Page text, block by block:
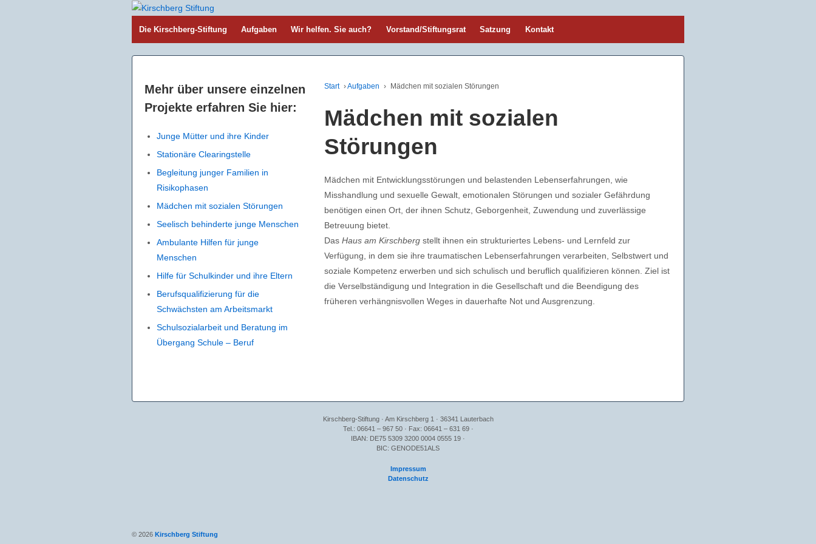
Die Kirschberg-Stiftung Aufgaben Wir helfen. Sie auch? Vorstand/Stiftungsrat Satzung Kontakt
Start ›Aufgaben › Mädchen mit sozialen Störungen
Mädchen mit sozialen
Störungen
Mädchen mit Entwicklungsstörungen und belastenden Lebenserfahrungen, wie
Misshandlung und sexuelle Gewalt, emotionalen Störungen und sozialer Gefährdung
benötigen einen Ort, der ihnen Schutz, Geborgenheit, Zuwendung und zuverlässige
Betreuung bietet.
Das Haus am Kirschbergstellt ihnen ein strukturiertes Lebens- und Lernfeld zur
Verfügung, in dem sie ihre traumatischen Lebenserfahrungen verarbeiten, Selbstwert und
soziale Kompetenz erwerben und sich schulisch und beruflich qualifizieren können. Ziel ist
die Verselbständigung und Integration in die Gesellschaft und die Beendigung des
früheren verhängnisvollen Weges in dauerhafte Not und Ausgrenzung.
Mehr über unsere einzelnen
Projekte erfahren Sie hier:
Junge Mütter und ihre Kinder
Stationäre Clearingstelle
Begleitung junger Familien in
Risikophasen
Mädchen mit sozialen Störungen
Seelisch behinderte junge Menschen
Ambulante Hilfen für junge
Menschen
Hilfe für Schulkinder und ihre Eltern
Berufsqualifizierung für die
Schwächsten am Arbeitsmarkt
Schulsozialarbeit und Beratung im
Übergang Schule – Beruf
Kirschberg-Stiftung · Am Kirschberg 1 · 36341 Lauterbach
Tel.: 06641 – 967 50 · Fax: 06641 – 631 69 ·
IBAN: DE75 5309 3200 0004 0555 19 ·
BIC: GENODE51ALS
Impressum
Datenschutz
© 2026 Kirschberg Stiftung